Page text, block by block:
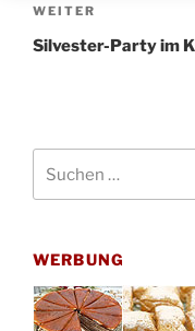
Nächster
Beitrag
WEITER
Silvester-Party im
WERBUNG